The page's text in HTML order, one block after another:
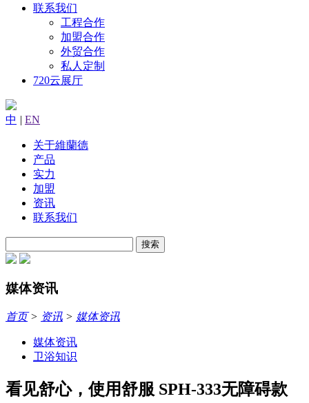
联系我们
工程合作
加盟合作
外贸合作
私人定制
720云展厅
中 | EN
关于維蘭德
产品
实力
加盟
资讯
联系我们
搜索
媒体资讯
首页> 资讯 > 媒体资讯
媒体资讯
卫浴知识
看见舒心，使用舒服 SPH-333无障碍款